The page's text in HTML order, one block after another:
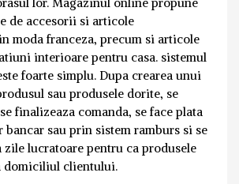
de accesorii si articole
moda franceza, precum si articole
interioare pentru casa. sistemul
foarte simplu. Dupa crearea unui
sau produsele dorite, se
finalizeaza comanda, se face plata
sau prin sistem ramburs si se
zile lucratoare pentru ca produsele
domiciliul clientului.